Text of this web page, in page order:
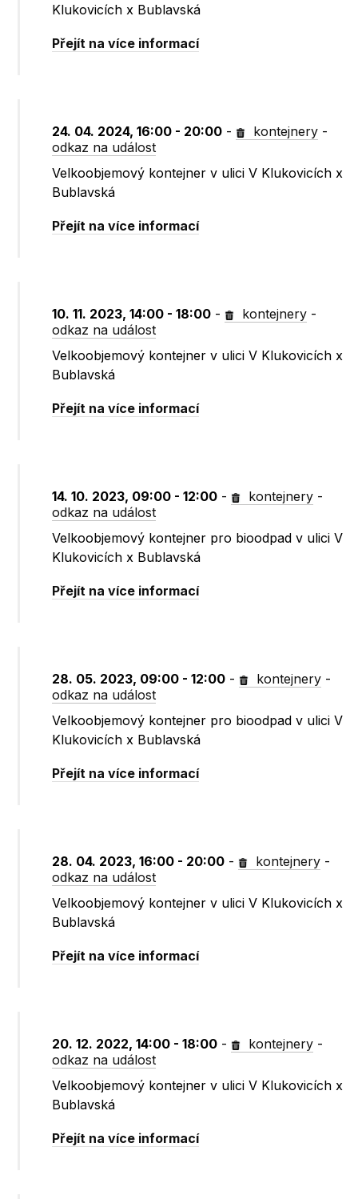
Klukovicích x Bublavská
Přejít na více informací
24. 04. 2024, 16:00 - 20:00 - kontejnery -
odkaz na událost
Velkoobjemový kontejner v ulici V Klukovicích x
Bublavská
Přejít na více informací
10. 11. 2023, 14:00 - 18:00 - kontejnery -
odkaz na událost
Velkoobjemový kontejner v ulici V Klukovicích x
Bublavská
Přejít na více informací
14. 10. 2023, 09:00 - 12:00 - kontejnery -
odkaz na událost
Velkoobjemový kontejner pro bioodpad v ulici V
Klukovicích x Bublavská
Přejít na více informací
28. 05. 2023, 09:00 - 12:00 - kontejnery -
odkaz na událost
Velkoobjemový kontejner pro bioodpad v ulici V
Klukovicích x Bublavská
Přejít na více informací
28. 04. 2023, 16:00 - 20:00 - kontejnery -
odkaz na událost
Velkoobjemový kontejner v ulici V Klukovicích x
Bublavská
Přejít na více informací
20. 12. 2022, 14:00 - 18:00 - kontejnery -
odkaz na událost
Velkoobjemový kontejner v ulici V Klukovicích x
Bublavská
Přejít na více informací